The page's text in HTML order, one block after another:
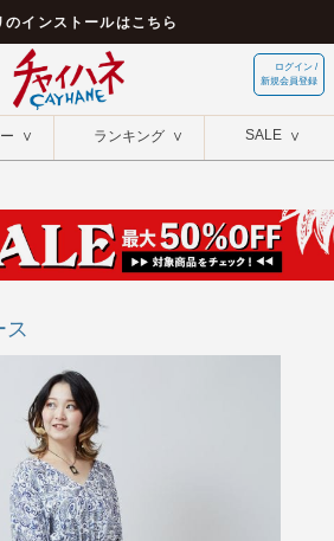
のインストールはこちら
ログイン /
新規会員登録
ランキング SALE
ス